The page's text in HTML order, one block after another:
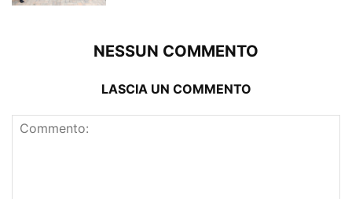
NESSUN COMMENTO
LASCIA UN COMMENTO